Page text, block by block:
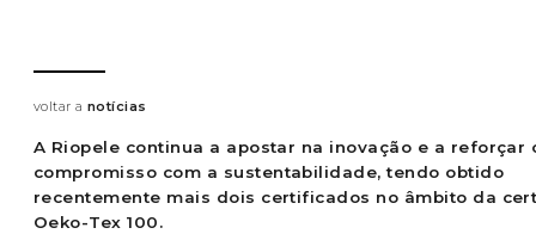
voltar a notícias
A Riopele continua a apostar na inovação e a reforçar
compromisso com a sustentabilidade, tendo obtido
recentemente mais dois certificados no âmbito da
Oeko-Tex 100.